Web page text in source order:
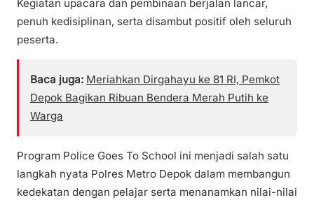
Kegiatan upacara dan pembinaan berjalan lancar,
penuh kedisiplinan, serta disambut positif oleh seluruh
peserta.
Baca juga: Meriahkan Dirgahayu ke 81 RI, Pemkot
Depok Bagikan Ribuan Bendera Merah Putih ke
Warga
Program Police Goes To School ini menjadi salah satu
langkah nyata Polres Metro Depok dalam membangun
kedekatan dengan pelajar serta menanamkan nilai-nilai